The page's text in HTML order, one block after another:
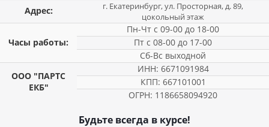
Адрес:
г. Екатеринбург, ул. Просторная, д. 89,
цокольный этаж
Часы работы:
Пн-Чт с 09-00 до 18-00
Пт с 08-00 до 17-00
Сб-Вс выходной
ООО "ПАРТС
ЕКБ"
ИНН: 6671091984
КПП: 667101001
ОГРН: 1186658094920
Будьте всегда в курсе!